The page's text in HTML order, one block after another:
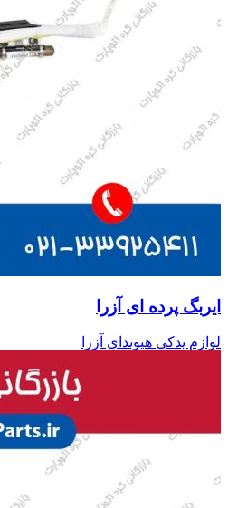
ایربگ پرده ای آزرا
لوازم یدکی هیوندای آزرا